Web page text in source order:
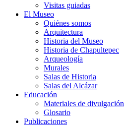
Visitas guiadas
El Museo
Quiénes somos
Arquitectura
Historia del Museo
Historia de Chapultepec
Arqueología
Murales
Salas de Historia
Salas del Alcázar
Educación
Materiales de divulgación
Glosario
Publicaciones